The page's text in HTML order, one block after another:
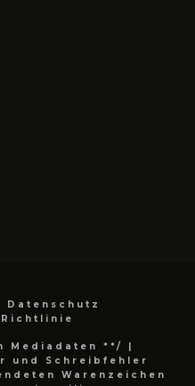
Datenschutz
Mediadaten **/
|
und Schreibfehler
Warenzeichen